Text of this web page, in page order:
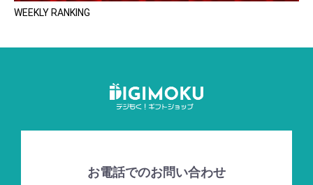
WEEKLY RANKING
お電話でのお問い合わせ